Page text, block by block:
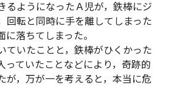
るようになったＡ児が，鉄棒にジ
回転と同時に手を離してしまった
に落ちてしまった。
ていたことと，鉄棒がひくかった
っていたことなどにより，奇跡的
が，万が一を考えると，本当に危